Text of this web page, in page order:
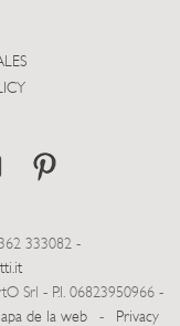
333082 -
Srl - P.I. 06823950966 -
de la web - Privacy